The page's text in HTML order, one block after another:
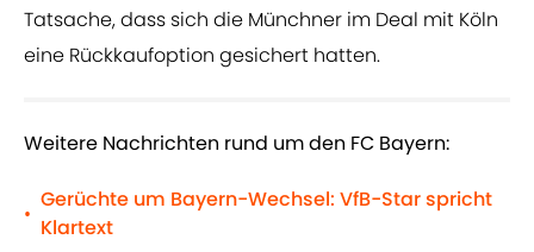
Tatsache, dass sich die Münchner im Deal mit Köln
eine Rückkaufoption gesichert hatten.
Weitere Nachrichten rund um den FC Bayern:
•
Gerüchte um Bayern-Wechsel: VfB-Star spricht
Klartext